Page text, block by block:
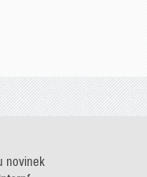
novinek